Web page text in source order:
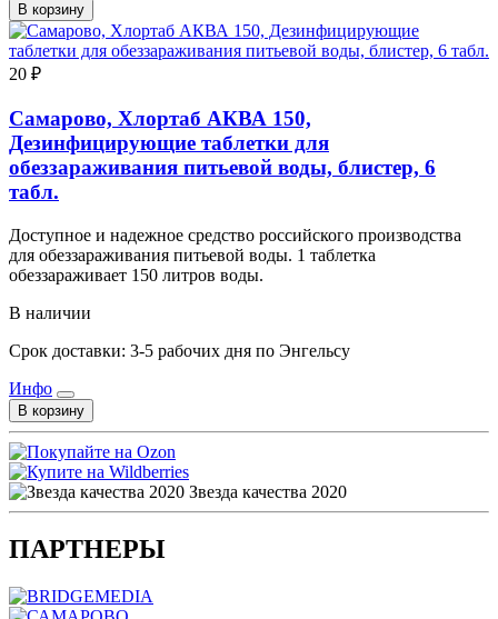
В корзину
20 ₽
Самарово, Хлортаб АКВА 150,
Дезинфицирующие таблетки для
обеззараживания питьевой воды, блистер, 6
табл.
Доступное и надежное средство российского производства
для обеззараживания питьевой воды. 1 таблетка
обеззараживает 150 литров воды.
В наличии
Срок доставки: 3-5 рабочих дня по Энгельсу
Инфо
В корзину
Звезда качества 2020
ПАРТНЕРЫ